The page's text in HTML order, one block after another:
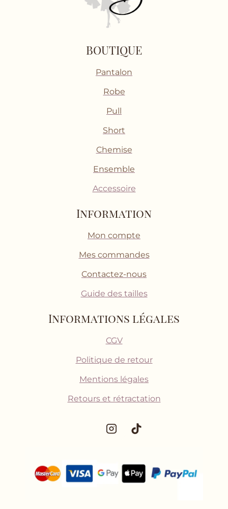
BOUTIQUE
Pantalon
Robe
Pull
Short
Chemise
Ensemble
Accessoire
Information
Mon compte
Mes commandes
Contactez-nous
Guide des tailles
Informations légales
CGV
Politique de retour
Mentions légales
Retours et rétractation